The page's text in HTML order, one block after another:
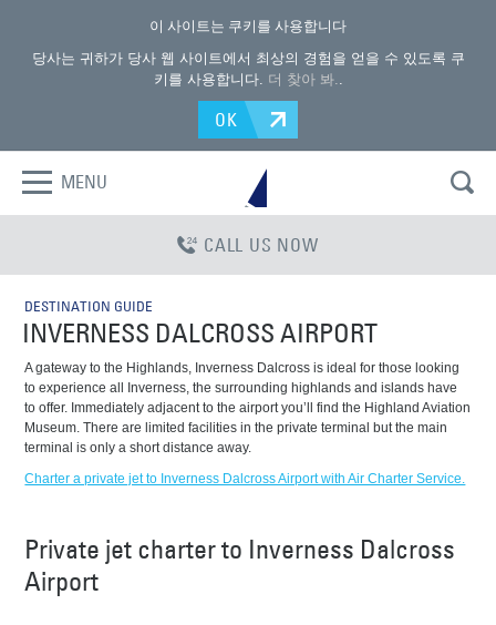
이 사이트는 쿠키를 사용합니다
당사는 귀하가 당사 웹 사이트에서 최상의 경험을 얻을 수 있도록 쿠
키를 사용합니다. 더 찾아 봐..
OK
MENU
CALL US NOW
DESTINATION GUIDE
INVERNESS DALCROSS AIRPORT
A gateway to the Highlands, Inverness Dalcross is ideal for those looking
to experience all Inverness, the surrounding highlands and islands have
to offer. Immediately adjacent to the airport you’ll find the Highland Aviation
Museum. There are limited facilities in the private terminal but the main
terminal is only a short distance away.
Charter a private jet to Inverness Dalcross Airport with Air Charter Service.
Private jet charter to Inverness Dalcross
Airport